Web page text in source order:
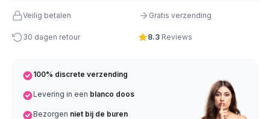
Veilig betalen Gratis verzending
30 dagen retour 8.3 Reviews
100% discrete verzending
Levering in een blanco doos
Bezorgen niet bij de buren